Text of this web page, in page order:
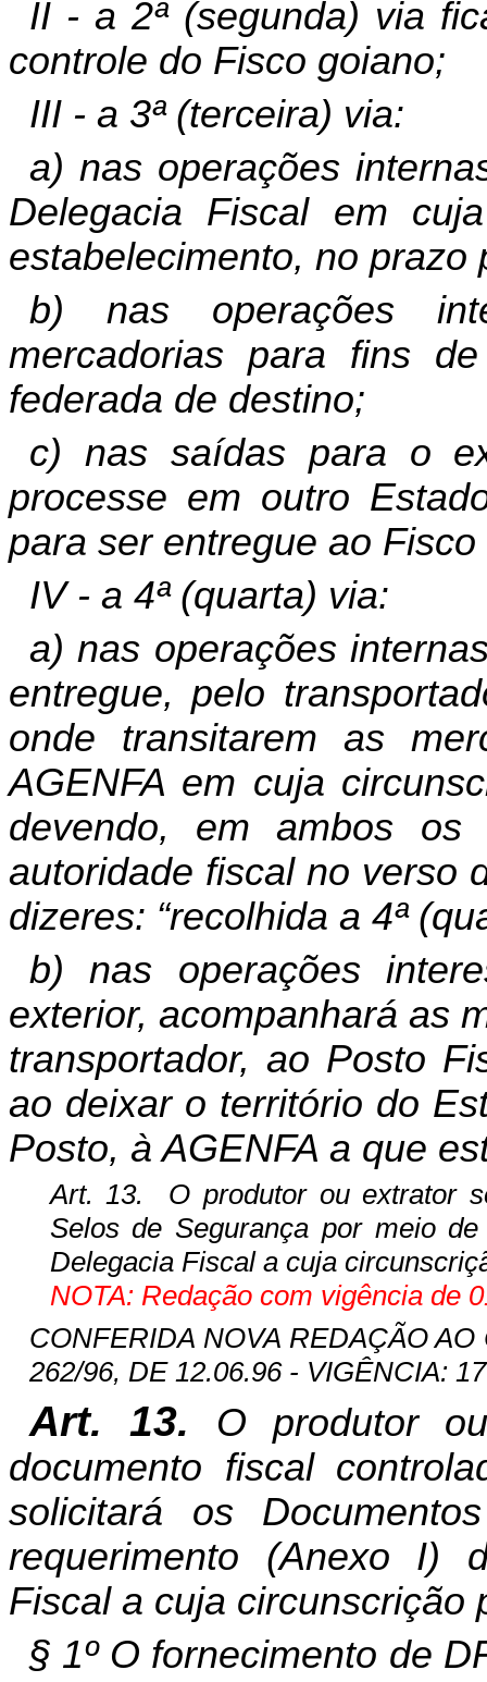
II - a 2ª (segunda) via
controle do Fisco goiano;
III - a 3ª (terceira) via:
a) nas operações
Delegacia Fiscal em
estabelecimento, no
b) nas operações
mercadorias para fins
federada de destino;
c) nas saídas para o
processe em outro
para ser entregue ao
IV - a 4ª (quarta) via:
a) nas operações
entregue, pelo
onde transitarem as
AGENFA em cuja
devendo, em ambos
autoridade fiscal no verso
dizeres: “recolhida a 4ª
b) nas operações
exterior, acompanhará as
transportador, ao Posto
ao deixar o território do
Posto, à AGENFA a que
Art. 13.
O produtor ou extrator
Selos de Segurança por meio
Delegacia Fiscal a cuja
NOTA: Redação com vigência de
CONFERIDA NOVA REDAÇÃO AO
262/96, DE 12.06.96 - VIGÊNCIA:
Art. 13. O produtor
documento fiscal
solicitará os
requerimento (Anexo I)
Fiscal a cuja circunscrição
§ 1º O fornecimento de